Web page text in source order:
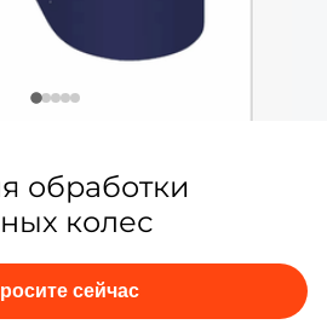
обработки
колес
сейчас